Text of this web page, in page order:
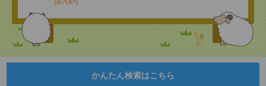
(8/7UP!)
かんたん検索はこちら